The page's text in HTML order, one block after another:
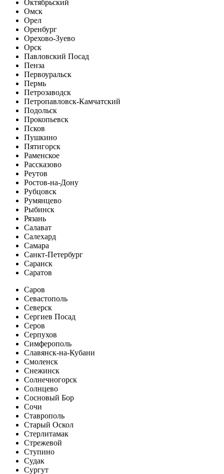
Октябрьский
Омск
Орел
Оренбург
Орехово-Зуево
Орск
Павловский Посад
Пенза
Первоуральск
Пермь
Петрозаводск
Петропавловск-Камчатский
Подольск
Прокопьевск
Псков
Пушкино
Пятигорск
Раменское
Рассказово
Реутов
Ростов-на-Дону
Рубцовск
Румянцево
Рыбинск
Рязань
Салават
Салехард
Самара
Санкт-Петербург
Саранск
Саратов
Саров
Севастополь
Северск
Сергиев Посад
Серов
Серпухов
Симферополь
Славянск-на-Кубани
Смоленск
Снежинск
Солнечногорск
Солнцево
Сосновый Бор
Сочи
Ставрополь
Старый Оскол
Стерлитамак
Стрежевой
Ступино
Судак
Сургут